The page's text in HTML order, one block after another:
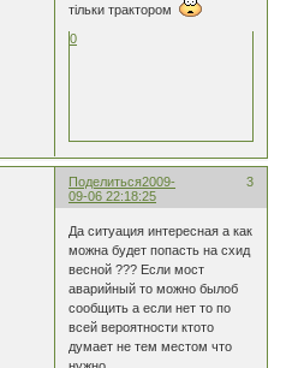
тільки трактором
0
Поделиться 3
2009-
09-06 22:18:25
Да ситуация интересная а как
можна будет попасть на схид
весной ??? Если мост
аварийный то можно былоб
сообщить а если нет то по
всей вероятности ктото
думает не тем местом что